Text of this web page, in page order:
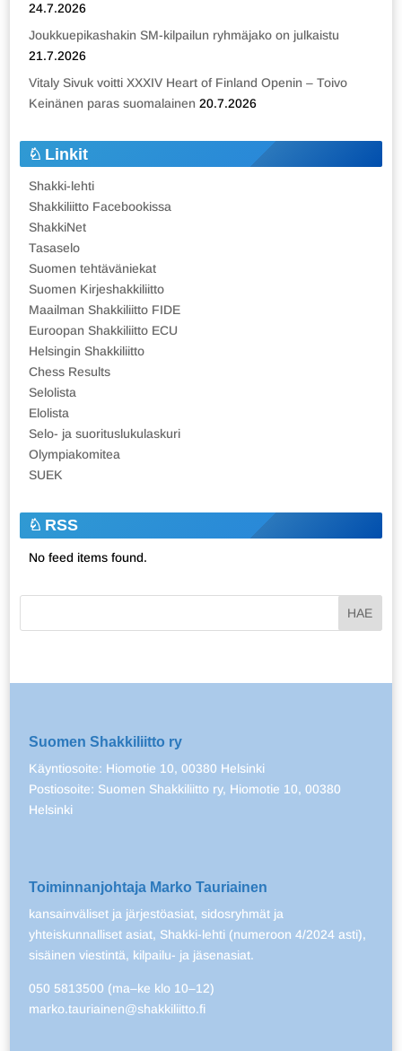
24.7.2026
Joukkuepikashakin SM-kilpailun ryhmäjako on julkaistu
21.7.2026
Vitaly Sivuk voitti XXXIV Heart of Finland Openin – Toivo
Keinänen paras suomalainen 20.7.2026
Linkit
Shakki-lehti
Shakkiliitto Facebookissa
ShakkiNet
Tasaselo
Suomen tehtäväniekat
Suomen Kirjeshakkiliitto
Maailman Shakkiliitto FIDE
Euroopan Shakkiliitto ECU
Helsingin Shakkiliitto
Chess Results
Selolista
Elolista
Selo- ja suorituslukulaskuri
Olympiakomitea
SUEK
RSS
No feed items found.
Suomen Shakkiliitto ry
Käyntiosoite: Hiomotie 10, 00380 Helsinki
Postiosoite: Suomen Shakkiliitto ry, Hiomotie 10, 00380
Helsinki
Toiminnanjohtaja Marko Tauriainen
kansainväliset ja järjestöasiat, sidosryhmät ja
yhteiskunnalliset asiat, Shakki-lehti (numeroon 4/2024 asti),
sisäinen viestintä, kilpailu- ja jäsenasiat.
050 5813500 (ma–ke klo 10–12)
marko.tauriainen@shakkiliitto.fi